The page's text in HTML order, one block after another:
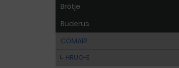
Brötje
Buderus
COMAIR
HRUC-E